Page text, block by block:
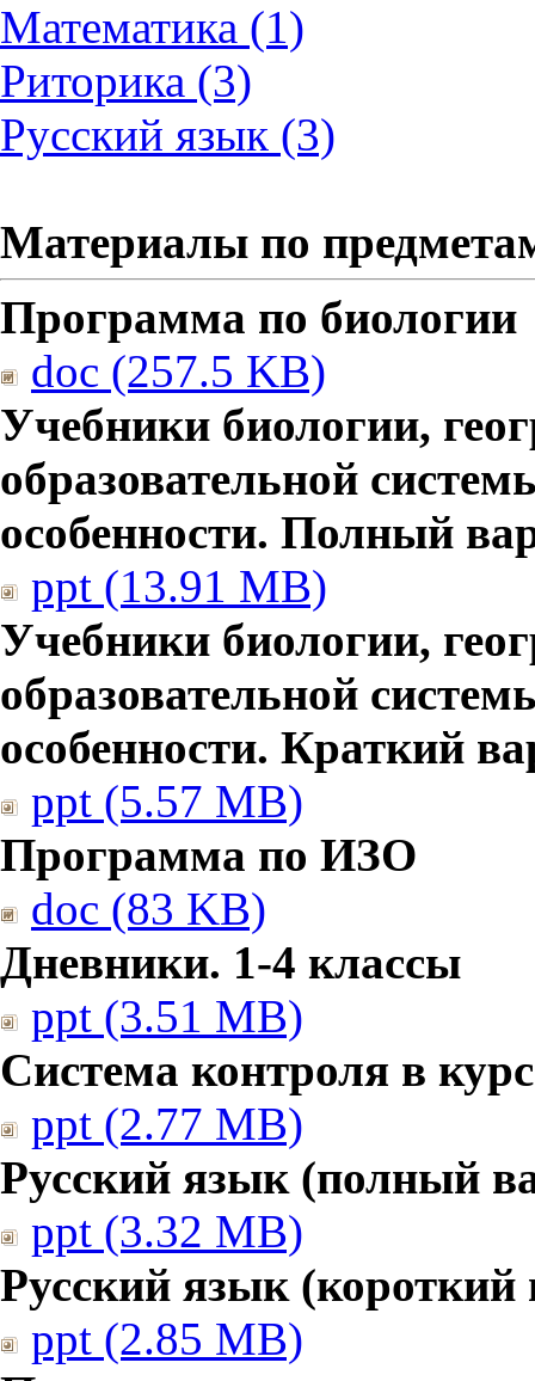
Математика (1)
Риторика (3)
Русский язык (3)
Материалы по
Программа по биологии
doc (257.5 KB)
Учебники биологии,
образовательной
особенности. Полный
ppt (13.91 MB)
Учебники биологии,
образовательной
особенности. Краткий
ppt (5.57 MB)
Программа по ИЗО
doc (83 KB)
Дневники. 1-4 классы
ppt (3.51 MB)
Система контроля в
ppt (2.77 MB)
Русский язык (полный
ppt (3.32 MB)
Русский язык (короткий
ppt (2.85 MB)